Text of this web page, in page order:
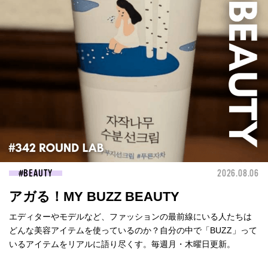
BEAUTY 2026.08.06
アガる！MY BUZZ BEAUTY
エディターやモデルなど、ファッションの最前線にいる人たちは
どんな美容アイテムを使っているのか？自分の中で「BUZZ」って
いるアイテムをリアルに語り尽くす。毎週月・木曜日更新。